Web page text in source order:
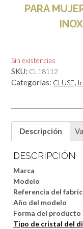
PARA
Sin existencias
SKU: CL18112
Categorías: CLUSE,
Descripción
DESCRIPCIÓN
Marca
Modelo
Referencia del
Año del modelo
Forma del producto
Tipo de cristal del